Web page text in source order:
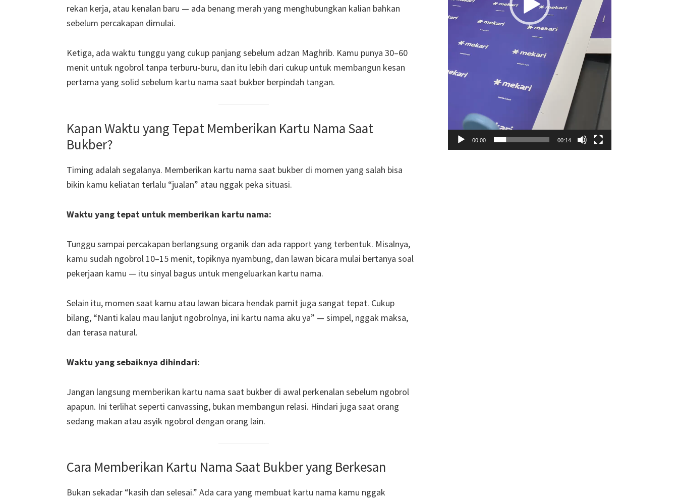
rekan kerja, atau kenalan baru — ada benang merah yang menghubungkan kalian bahkan
sebelum percakapan dimulai.
Ketiga, ada waktu tunggu yang cukup panjang sebelum adzan Maghrib. Kamu punya 30–60
menit untuk ngobrol tanpa terburu-buru, dan itu lebih dari cukup untuk membangun kesan
pertama yang solid sebelum kartu nama saat bukber berpindah tangan.
Kapan Waktu yang Tepat Memberikan Kartu Nama Saat
Bukber?
Timing adalah segalanya. Memberikan kartu nama saat bukber di momen yang salah bisa
bikin kamu keliatan terlalu “jualan” atau nggak peka situasi.
Waktu yang tepat untuk memberikan kartu nama:
Tunggu sampai percakapan berlangsung organik dan ada rapport yang terbentuk. Misalnya,
kamu sudah ngobrol 10–15 menit, topiknya nyambung, dan lawan bicara mulai bertanya soal
pekerjaan kamu — itu sinyal bagus untuk mengeluarkan kartu nama.
Selain itu, momen saat kamu atau lawan bicara hendak pamit juga sangat tepat. Cukup
bilang, “Nanti kalau mau lanjut ngobrolnya, ini kartu nama aku ya” — simpel, nggak maksa,
dan terasa natural.
Waktu yang sebaiknya dihindari:
Jangan langsung memberikan kartu nama saat bukber di awal perkenalan sebelum ngobrol
apapun. Ini terlihat seperti canvassing, bukan membangun relasi. Hindari juga saat orang
sedang makan atau asyik ngobrol dengan orang lain.
Cara Memberikan Kartu Nama Saat Bukber yang Berkesan
Bukan sekadar “kasih dan selesai.” Ada cara yang membuat kartu nama kamu nggak
00:00 00:14